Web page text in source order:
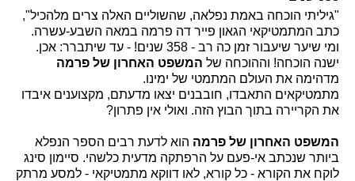
"גיליתי הוכחה באמת נפלאה, שהשוליים האלה צרים מלהכיל",
כתב המתמטיקאי הגאון פייר דה פרמה במאה השבע-עשרה.
ומי שיער שיעבור זמן כה רב - 358 שנים! - עד שיתברר: אכן.
ישנה הוכחה! וההוכחה של המשפט האחרון של פרמה
מדהימה את העולם המתמטי של ימינו.
מתמטיקאים התאבדו, חובבנים יצאו מדעתם, מקצוענים איבדו
את הקריירה בתוך הבוץ הזה. ואולי אין פתרון?
המשפט האחרון של פרמה הוא לדעת רבים הספר הנפלא
ביותר שנכתב אי-פעם על הרפתקה מדעית כלשהי. סיימון סינג
לוקח את הקורא - כל קורא, לאו דווקא מתמטיקאי - למסע מרתק